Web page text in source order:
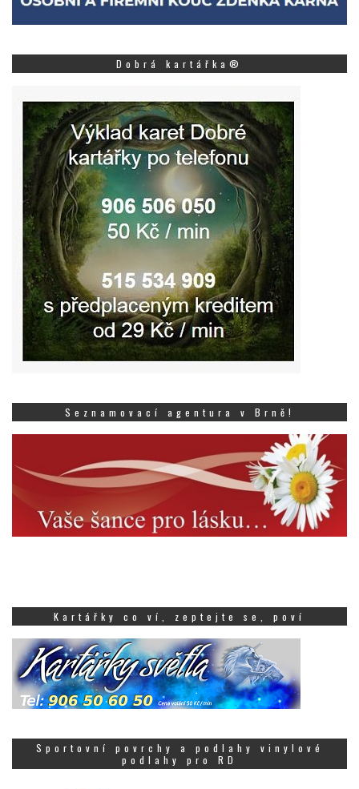
Dobrá kartářka®
Seznamovací agentura v Brně!
Kartářky co ví, zeptejte se, poví
Sportovní povrchy a podlahy vinylové
podlahy pro RD